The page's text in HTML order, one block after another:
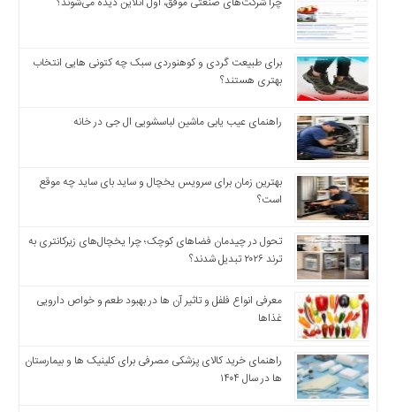
چند
رسانه
برگه
نمونه
برای طبیعت گردی و کوهنوردی سبک چه کتونی هایی انتخاب
بهتری هستند؟
راهنمای عیب یابی ماشین لباسشویی ال جی در خانه
بهترین زمان برای سرویس یخچال و ساید بای ساید چه موقع
است؟
تحول در چیدمان فضاهای کوچک؛ چرا یخچال‌های زیرکانتری به
ترند ۲۰۲۶ تبدیل شدند؟
معرفی انواع فلفل و تاثیر آن ‌ها در بهبود طعم و خواص دارویی
غذاها
راهنمای خرید کالای پزشکی مصرفی برای کلینیک ها و بیمارستان
ها در سال ۱۴۰۴